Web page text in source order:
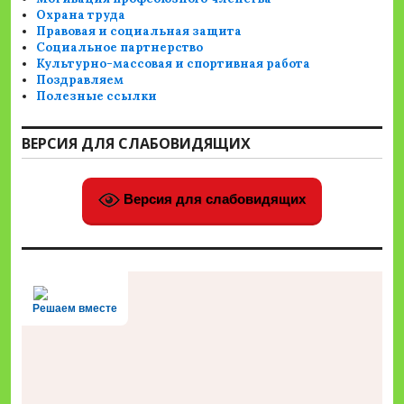
Охрана труда
Правовая и социальная защита
Социальное партнерство
Культурно-массовая и спортивная работа
Поздравляем
Полезные ссылки
ВЕРСИЯ ДЛЯ СЛАБОВИДЯЩИХ
Версия для слабовидящих
Решаем вместе